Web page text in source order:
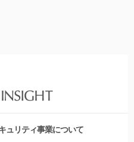
ュリティ事業について